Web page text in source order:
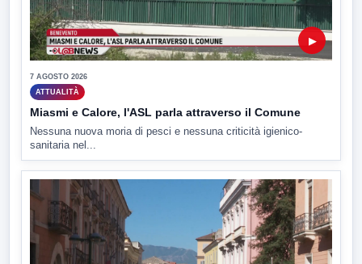
▶
7 AGOSTO 2026
ATTUALITÀ
Miasmi e Calore, l'ASL parla attraverso il Comune
Nessuna nuova moria di pesci e nessuna criticità igienico-
sanitaria nel...